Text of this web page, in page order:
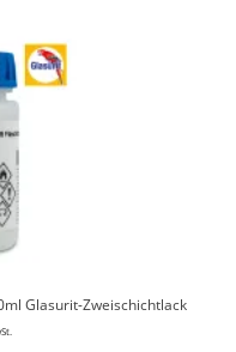
Glasurit-Zweischichtlack